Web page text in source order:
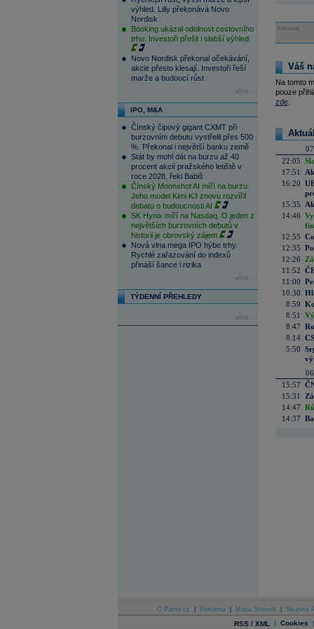
výhled. Lilly překonává Novo
Nordisk
Booking ukázal odolnost cestovního
trhu. Investoři přešli i slabší výhled
Novo Nordisk překonal očekávání,
akcie přesto klesají. Investoři řeší
marže a budoucí růst
více...
IPO, M&A
Čínský čipový gigant CXMT při
burzovním debutu vystřelil přes 500
%. Překonal i největší banku země
Stát by mohl dát na burzu až 40
procent akcií pražského letiště v
roce 2028, řekl Babiš
Čínský Moonshot AI míří na burzu.
Jeho model Kimi K3 znovu rozvířil
debatu o budoucnosti AI
SK Hynix míří na Nasdaq. O jeden z
největších burzovních debutů v
historii je obrovský zájem
Nová vlna mega IPO hýbe trhy.
Rychlé zařazování do indexů
přináší šance i rizika
více...
TÝDENNÍ PŘEHLEDY
více...
Reklama
Váš
Na tomto
pouze
zde.
22:05
17:51
16:20
15:35
14:46
12:55
12:35
12:26
11:52
11:00
10:30
8:59
8:51
8:47
8:14
5:50
15:57
15:31
14:47
14:37
O Patria.cz Reklama Mapa Stránek Skupina
RSS / XML | Cookies |